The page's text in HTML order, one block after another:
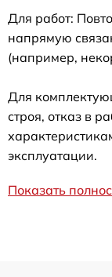
Для работ:
напрямую
(например,
Для
строя, отказ в
эксплуатации.
Показать